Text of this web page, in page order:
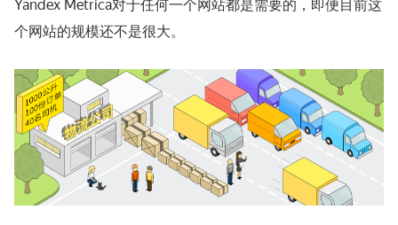
Yandex Metrica对于任何一个网站都是需要的，即便目前这
个网站的规模还不是很大。